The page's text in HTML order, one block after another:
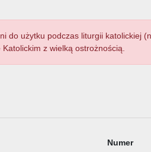
do użytku podczas liturgii katolickiej
z wielką ostrożnością.
Numer